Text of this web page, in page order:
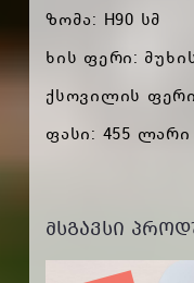
ზომა: H90 სმ
ხის ფერი:
ქსოვილის
ფასი: 455 ლარი
ᲛᲡᲒᲐᲕᲡᲘ